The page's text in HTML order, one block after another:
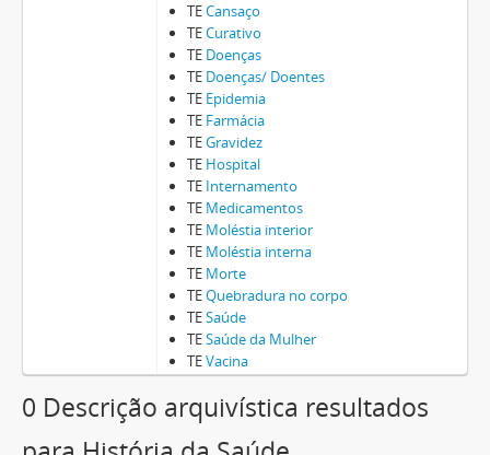
TECansaço
TECurativo
TE Doenças
TE Doenças/ Doentes
TE Epidemia
TE Farmácia
TEGravidez
TE Hospital
TE Internamento
TE Medicamentos
TE Moléstia interior
TE Moléstia interna
TE Morte
TEQuebradura no corpo
TESaúde
TESaúde da Mulher
TEVacina
0 Descrição arquivística resultados